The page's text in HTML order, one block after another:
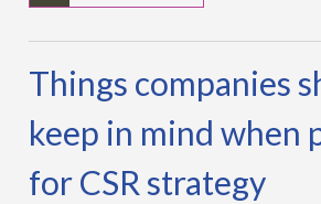
Things companies
keep in mind when
for CSR strategy